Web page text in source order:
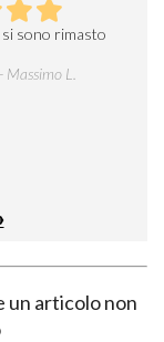
sono rimasto
L.
un articolo non